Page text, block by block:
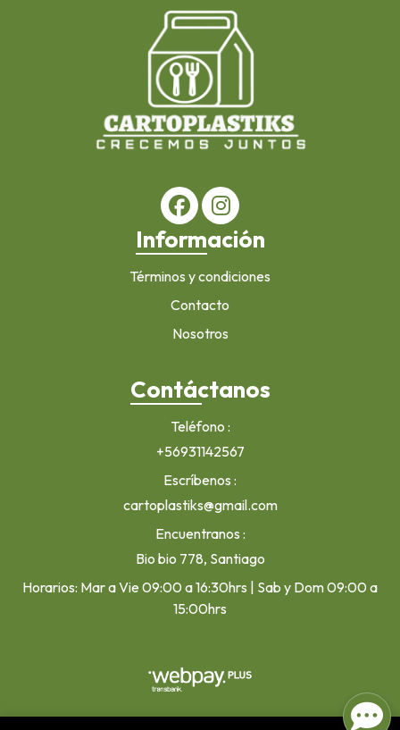
Información
Términos y condiciones
Contacto
Nosotros
Contáctanos
Teléfono
+56931142567
Escríbenos
cartoplastiks@gmail.com
Encuentranos
Bio bio 778, Santiago
Horarios: Mar a Vie 09:00 a 16:30hrs | Sab y Dom 09:00 a
15:00hrs